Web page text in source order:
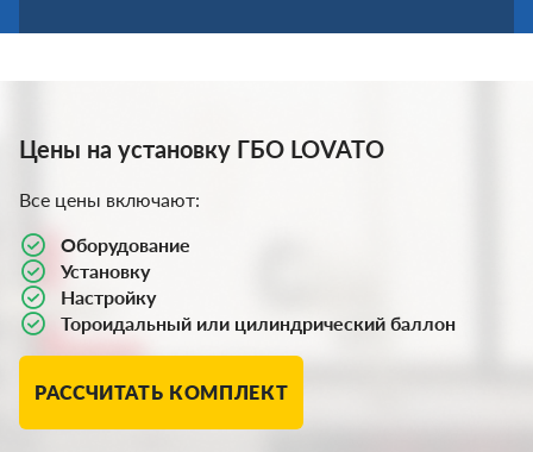
Цены на установку ГБО LOVATO
Все цены включают:
Оборудование
Установку
Настройку
Тороидальный или цилиндрический баллон
РАССЧИТАТЬ КОМПЛЕКТ